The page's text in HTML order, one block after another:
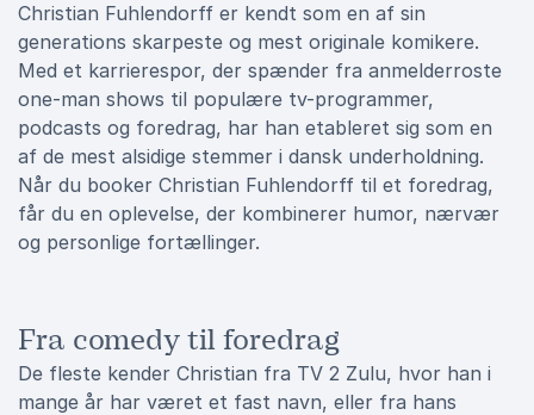
Christian Fuhlendorff er kendt som en af sin
generations skarpeste og mest originale komikere.
Med et karrierespor, der spænder fra anmelderroste
one-man shows til populære tv-programmer,
podcasts og foredrag, har han etableret sig som en
af de mest alsidige stemmer i dansk underholdning.
Når du booker Christian Fuhlendorff til et foredrag,
får du en oplevelse, der kombinerer humor, nærvær
og personlige fortællinger.
Fra comedy til foredrag
De fleste kender Christian fra TV 2 Zulu, hvor han i
mange år har været et fast navn, eller fra hans